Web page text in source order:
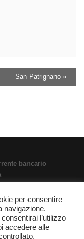
San Patrignano »
bancario
UFPL93
istsc_bois02300g
per consentire
navigazione.
l’utilizzo
accedere alle